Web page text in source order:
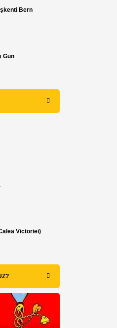
Bern
Gün
Victoriei)